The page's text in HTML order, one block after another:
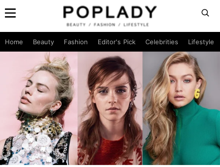
Home Beauty Fashion Editor's Pick Celebrities Lifestyle